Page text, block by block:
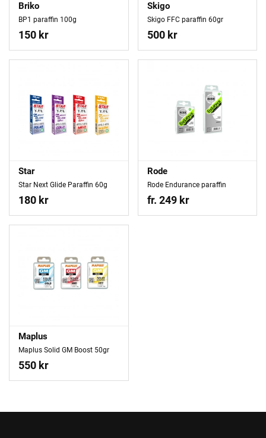
Briko
BP1 paraffin 100g
150 kr
Skigo
Skigo FFC paraffin 60gr
500 kr
Star
Star Next Glide Paraffin 60g
180 kr
Rode
Rode Endurance paraffin
fr. 249 kr
Maplus
Maplus Solid GM Boost 50gr
550 kr